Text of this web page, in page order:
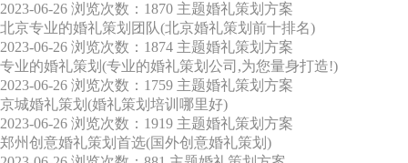
2023-06-26 浏览次数：1870 主题婚礼策划方案
北京专业的婚礼策划团队(北京婚礼策划前十排名)
2023-06-26 浏览次数：1874 主题婚礼策划方案
专业的婚礼策划(专业的婚礼策划公司,为您量身打造!)
2023-06-26 浏览次数：1759 主题婚礼策划方案
京城婚礼策划(婚礼策划培训哪里好)
2023-06-26 浏览次数：1919 主题婚礼策划方案
郑州创意婚礼策划首选(国外创意婚礼策划)